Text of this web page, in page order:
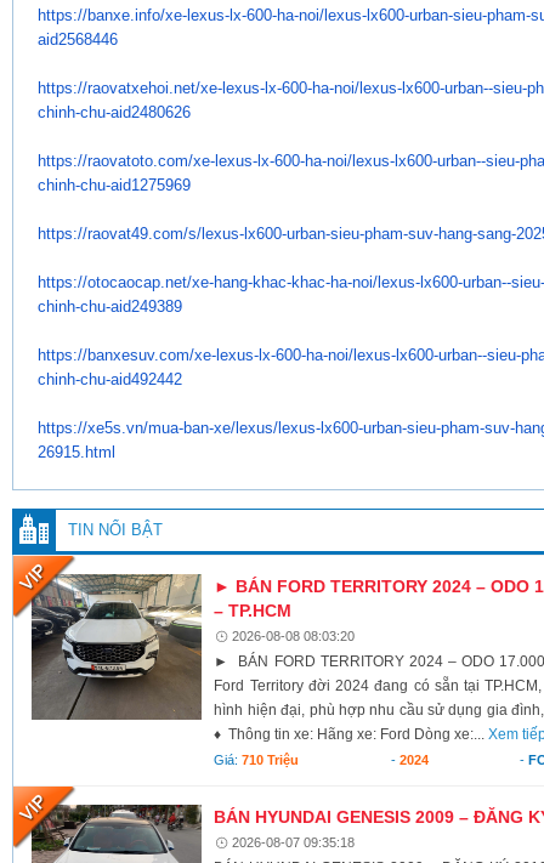
https://banxe.info/xe-lexus-lx-600-ha-noi/lexus-lx600-urban-sieu-pham-
aid2568446
https://raovatxehoi.net/xe-lexus-lx-600-ha-noi/lexus-lx600-urban--sieu-
chinh-chu-aid2480626
https://raovatoto.com/xe-lexus-lx-600-ha-noi/lexus-lx600-urban--sieu-
chinh-chu-aid1275969
https://raovat49.com/s/lexus-lx600-urban-sieu-pham-suv-hang-sang-
https://otocaocap.net/xe-hang-khac-khac-ha-noi/lexus-lx600-urban--
chinh-chu-aid249389
https://banxesuv.com/xe-lexus-lx-600-ha-noi/lexus-lx600-urban--sieu-
chinh-chu-aid492442
https://xe5s.vn/mua-ban-xe/lexus/lexus-lx600-urban-sieu-pham-suv-
26915.html
TIN NỔI BẬT
► BÁN FORD TERRITORY 2024 – ODO
– TP.HCM
2026-08-08 08:03:20
► BÁN FORD TERRITORY 2024 – ODO
Ford Territory đời 2024 đang có sẵn tại
hình hiện đại, phù hợp nhu cầu sử dụng gia
♦ Thông tin xe: Hãng xe: Ford Dòng xe:...Xem
Giá:710 Triệu - 2024 -
BÁN HYUNDAI GENESIS 2009 – ĐĂNG
2026-08-07 09:35:18